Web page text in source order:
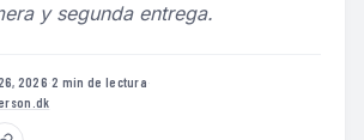
y segunda entrega.
2026·2 min de lectura·